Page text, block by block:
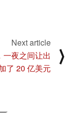
Next article
一夜之间让出
了 20 亿美元
⟩